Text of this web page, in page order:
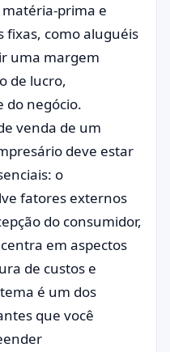
matéria-prima e
fixas, como aluguéis
uma margem
de lucro,
do negócio.
venda de um
deve estar
o
fatores externos
do consumidor,
em aspectos
de custos e
é um dos
que você